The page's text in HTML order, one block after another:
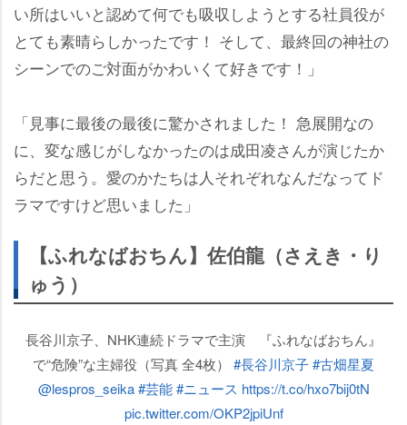
い所はいいと認めて何でも吸収しようとする社員役が
とても素晴らしかったです！ そして、最終回の神社の
シーンでのご対面がかわいくて好きです！」
「見事に最後の最後に驚かされました！ 急展開なの
に、変な感じがしなかったのは成田凌さんが演じたか
らだと思う。愛のかたちは人それぞれなんだなってド
ラマですけど思いました」
【ふれなばおちん】佐伯龍（さえき・り
ゅう）
長谷川京子、NHK連続ドラマで主演 『ふれなばおちん』
で“危険”な主婦役（写真 全4枚） #長谷川京子#古畑星夏
@lespros_seika #芸能 #ニュース https://t.co/hxo7bij0tN
pic.twitter.com/OKP2jpiUnf